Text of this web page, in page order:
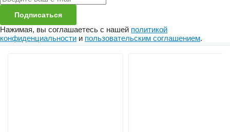
Подписаться
Нажимая, вы соглашаетесь с нашей политикой
конфиденциальности и пользовательским соглашением.